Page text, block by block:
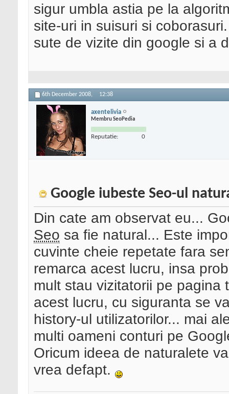
sigur umbla astia pe la
site-uri in suisuri si
sute de vizite din google si a
6th December 2008, 12:38
axentelivia
Membru SeoPedia
Reputatie: 0
Google iubeste Seo-ul
Din cate am observat eu...
Seo sa fie natural... Este
cuvinte cheie repetate fara
remarca acest lucru, insa
mult stau vizitatorii pe
acest lucru, cu siguranta se
history-ul utilizatorilor... mai
multi oameni conturi pe
Oricum ideea de naturalete
vrea defapt.